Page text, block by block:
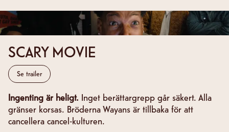
SCARY MOVIE
Se trailer
Ingenting är heligt. Inget berättargrepp går säkert. Alla
gränser korsas. Bröderna Wayans är tillbaka för att
cancellera cancel-kulturen.